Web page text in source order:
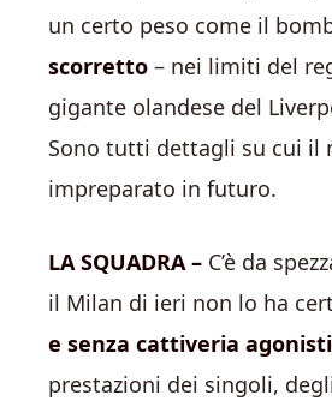
un certo peso come il
scorretto – nei limiti del
gigante olandese del
Sono tutti dettagli su cui il
impreparato in futuro.
LA SQUADRA – C’è da
il Milan di ieri non lo ha
e senza cattiveria
prestazioni dei singoli,